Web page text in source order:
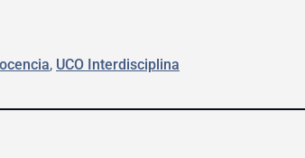
, UCO Interdisciplina